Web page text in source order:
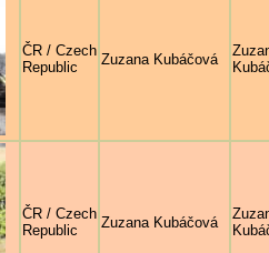
ČR / Czech
Republic
Zuzana Kubáčová
ČR / Czech
Republic
Zuzana Kubáčová